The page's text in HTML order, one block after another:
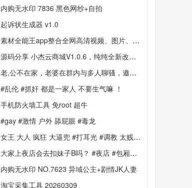
内购无水印 7836 黑色网纱+自拍
起诉状生成器 v1.0
素材全能王app整合全网高清视频、图片、文案、音效等海量素材，涵盖绿幕、特效、复古、创意等多元风格
源码分享 小杰云商城V1.0.6，纯纯全新改版，跟之前的版本比直接换了个底，再也不是那种凑合用的半成品了！
老,公不在家，老婆在群内与多人聊骚，邀约参加多人游戏。这聊天尺度真是三观尽毁！
#乱伦 #抓奸 都是一家人 不要生气嘛 ！
手机防火墙工具 免root 超牛
#gay #激情 户外 舔屁眼 #毒龙
女王 大人 疯狂 大逼兜 #打耳光 #调教 太贱了 ！我也想玩 ！
大家上夜店会去扣妹子B吗？ #夜店 #包厢文化 #鸡
内购无水印 NO.7623 异域公主+剧情JK人妻
淘宝采集工具 20260309